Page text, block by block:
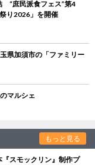
“庶民派食フェス”第4
り2026」を開催
県加須市の「ファミリー
マルシェ
もっと見る
スモックリン』制作プ